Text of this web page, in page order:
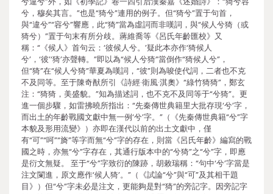
兮，穆矣其言。”也是“猗兮”連用的例子。但“猗兮”置于句首，
與“違兮”“容兮”響應，此“猗”當為虛詞而非嘆詞，與“候人兮猗（或
猗兮）”置于句末有所分歧。蔣維喬等《呂氏年齡匯校》又
稱：“《候人》首句云：‘彼候人兮。’疑此本亦作‘猗候人
兮’，‘彼’‘猗’亦聲轉。”即以為“候人兮猗”當倒作“猗候人兮”，
但“猗”在“候人兮猗”華夏為嘆詞，“彼”則為唆使代詞，二者也不克
不及同等。至于陳奇猷所引《詩經·衛風·淇奧》“綠竹猗猗”，鄭玄
注：“猗猗，美盛貌。”知為描述詞，也不克不及同等于“兮猗”。更
進一個步驟，如雷拂曉所指出：“先秦傳世典籍里大批存現‘兮’字，
而出土的年齡戰國文獻中無一例‘兮’字。”（《先秦傳世典籍“兮”字
本貌及形用流變》）亦即在漢代以前的出土文獻中，僅
有“可”“呵”“旖”等字而無“兮”字的存在，則當《呂氏年齡》編寫的戰
國之時，亦無“兮”字存在，其通行版本中的“兮猗”之“兮”字，即應
是衍文無疑。 至于“兮”字致衍的陳跡，胡敕瑞稱：“句中‘兮’字當是
注文闌進，原文應作‘候人猗’。”（《試論“兮”與“可”及其相干題
目》）但“兮”字未必是注文，更能夠是對“猗”的旁記字。因旁記字